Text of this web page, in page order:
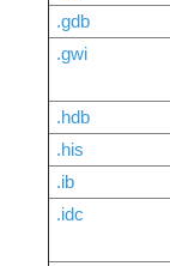
.gdb
.gwi
.hdb
.his
.ib
.idc